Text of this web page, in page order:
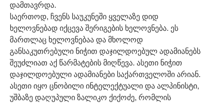
დამთავრდა.
საერთოდ, ჩვენს საუკუნეში ყველაზე დიდ
ხელოვნებად იქცევა შერიგების ხელოვნება. ეს
მართლაც ხელოვნებაა და მხოლოდ
განსაკუთრებული ნიჭით დაჯილდოებულ ადამიანებს
შეუძლიათ აქ წარმატების მიღწევა. ასეთი ნიჭით
დაჯილდოებული ადამიანები საქართველოში არიან.
ასეთი იყო ცნობილი ინტელექტუალი და ალპინისტი,
უშბაზე დაღუპული ზალიკო ქიქოძე, რომლის